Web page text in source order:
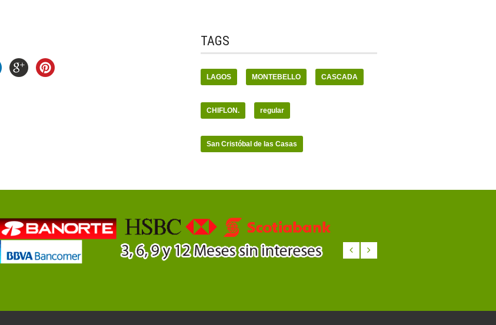
TAGS
LAGOS MONTEBELLO CASCADA
CHIFLON. regular
San Cristóbal de las Casas